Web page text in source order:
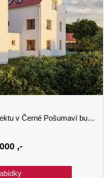
Pošumaví budova A 1.podlaží
,-